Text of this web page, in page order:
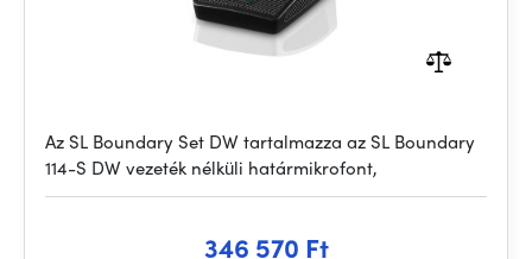
Az SL Boundary Set DW tartalmazza az SL Boundary
114-S DW vezeték nélküli határmikrofont,
346 570 Ft